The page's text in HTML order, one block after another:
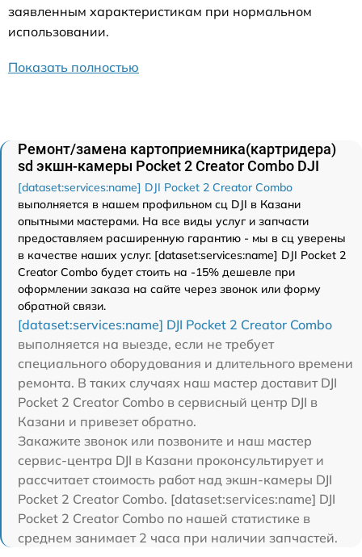
заявленным характеристикам при нормальном
использовании.
Показать полностью
Ремонт/замена картоприемника(картридера)
sd экшн-камеры Pocket 2 Creator Combo DJI
[dataset:services:name] DJI Pocket 2 Creator Combo
выполняется в нашем профильном сц DJI в Казани
опытными мастерами. На все виды услуг и запчасти
предоставляем расширенную гарантию - мы в сц уверены
в качестве наших услуг. [dataset:services:name] DJI Pocket 2
Creator Combo будет стоить на -15% дешевле при
оформлении заказа на сайте через звонок или форму
обратной связи.
[dataset:services:name] DJI Pocket 2 Creator Combo
выполняется на выезде, если не требует
специального оборудования и длительного времени
ремонта. В таких случаях наш мастер доставит DJI
Pocket 2 Creator Combo в сервисный центр DJI в
Казани и привезет обратно.
Закажите звонок или позвоните и наш мастер
сервис-центра DJI в Казани проконсультирует и
рассчитает стоимость работ над экшн-камеры DJI
Pocket 2 Creator Combo. [dataset:services:name] DJI
Pocket 2 Creator Combo по нашей статистике в
среднем занимает 2 часа при наличии запчастей.